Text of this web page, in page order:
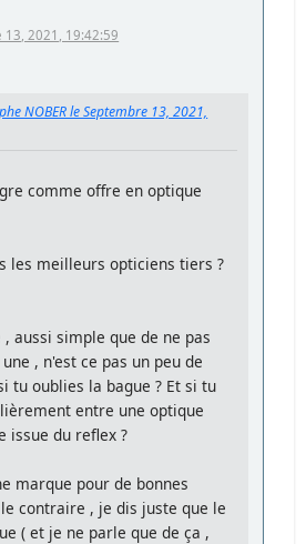
13, 2021, 19:42:59
NOBER le Septembre 13, 2021,
comme offre en optique
les meilleurs opticiens tiers ?
aussi simple que de ne pas
, n'est ce pas un peu de
tu oublies la bague ? Et si tu
entre une optique
issue du reflex ?
marque pour de bonnes
contraire , je dis juste que le
( et je ne parle que de ça ,